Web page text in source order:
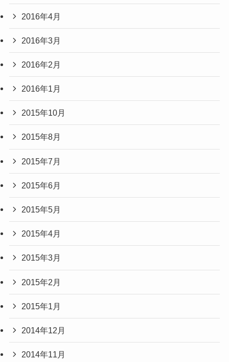
2016年4月
2016年3月
2016年2月
2016年1月
2015年10月
2015年8月
2015年7月
2015年6月
2015年5月
2015年4月
2015年3月
2015年2月
2015年1月
2014年12月
2014年11月